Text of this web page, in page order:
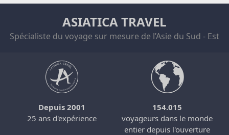
ASIATICA TRAVEL
Spécialiste du voyage sur mesure de l’Asie du Sud - Est
Depuis 2001
25 ans d'expérience
154.015
voyageurs dans le monde
entier depuis l'ouverture